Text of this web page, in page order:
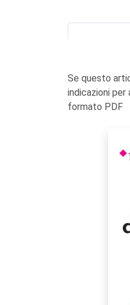
Se questo
indicazioni
formato PDF